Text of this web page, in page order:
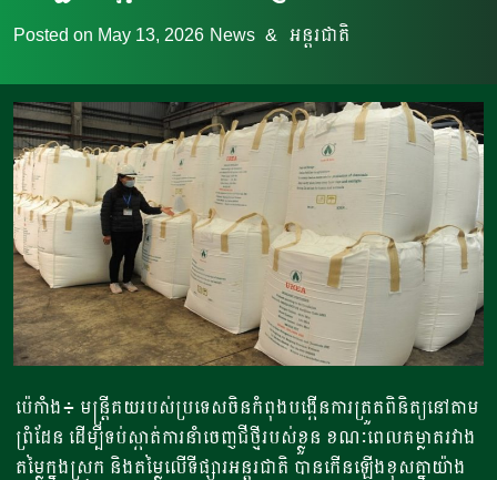
Posted on May 13, 2026 News & អន្តរជាតិ
ប៉េកាំង៖ មន្ត្រីគយរបស់ប្រទេសចិនកំពុងបង្កើនការត្រួតពិនិត្យនៅតាម
ព្រំដែន ដើម្បីទប់ស្កាត់ការនាំចេញជីថ្មីរបស់ខ្លួន ខណៈពេលគម្លាតរវាង
តម្លៃក្នុងស្រុក និងតម្លៃលើទីផ្សារអន្តរជាតិ បានកើនឡើងខុសគ្នាយ៉ាង